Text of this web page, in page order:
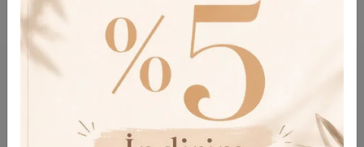
Yeni Mobil uygulamaya özel avantajlar
Mobil indirime özel
indirim fırsatı.
Uygulamaya özel fiyatlar, kampanyalar
ve ürünler.Bildirimleri takipte kalın.